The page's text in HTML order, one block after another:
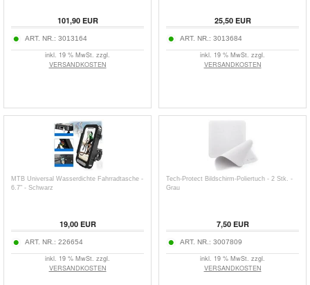
101,90EUR
ART. NR.: 3013164
inkl. 19 % MwSt. zzgl.
VERSANDKOSTEN
25,50EUR
ART. NR.: 3013684
inkl. 19 % MwSt. zzgl.
VERSANDKOSTEN
MTB Universal Wasserdichte Fahrradtasche -
6.7" - Schwarz
19,00EUR
ART. NR.: 226654
inkl. 19 % MwSt. zzgl.
VERSANDKOSTEN
Tech-Protect Bildschirm-Poliertuch - 2 Stk. -
Grau
7,50EUR
ART. NR.: 3007809
inkl. 19 % MwSt. zzgl.
VERSANDKOSTEN